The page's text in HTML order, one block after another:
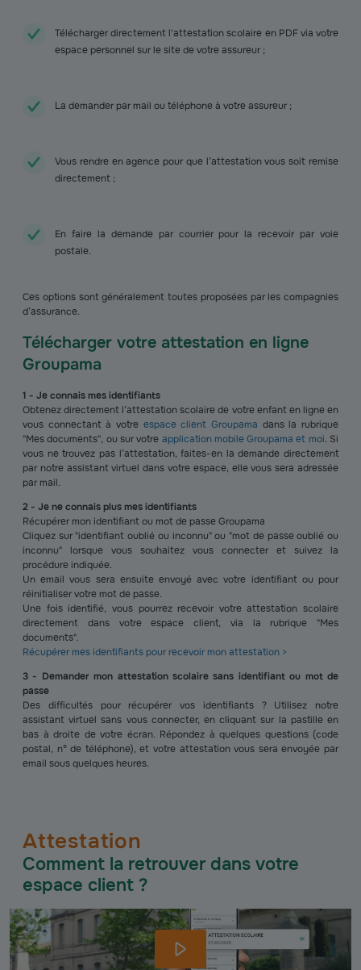
Télécharger directement l'attestation scolaire en PDF via votre
espace personnel sur le site de votre assureur ;
La demander par mail ou téléphone à votre assureur ;
Vous rendre en agence pour que l’attestation vous soit remise
directement ;
En faire la demande par courrier pour la recevoir par voie
postale.
Ces options sont généralement toutes proposées par les compagnies
d’assurance.
Télécharger votre attestation en ligne
Groupama
1 - Je connais mes identifiants
Obtenez directement l’attestation scolaire de votre enfant en ligne en
vous connectant à votre espace client Groupama dans la rubrique
"Mes documents", ou sur votre application mobile Groupama et moi. Si
vous ne trouvez pas l’attestation, faites-en la demande directement
par notre assistant virtuel dans votre espace, elle vous sera adressée
par mail.
2 - Je ne connais plus mes identifiants
Récupérer mon identifiant ou mot de passe Groupama
Cliquez sur "identifiant oublié ou inconnu" ou "mot de passe oublié ou
inconnu" lorsque vous souhaitez vous connecter et suivez la
procédure indiquée.
Un email vous sera ensuite envoyé avec votre identifiant ou pour
réinitialiser votre mot de passe.
Une fois identifié, vous pourrez recevoir votre attestation scolaire
directement dans votre espace client, via la rubrique "Mes
documents".
Récupérer mes identifiants pour recevoir mon attestation >
3 - Demander mon attestation scolaire sans identifiant ou mot de
passe
Des difficultés pour récupérer vos identifiants ? Utilisez notre
assistant virtuel sans vous connecter, en cliquant sur la pastille en
bas à droite de votre écran. Répondez à quelques questions (code
postal, n° de téléphone), et votre attestation vous sera envoyée par
email sous quelques heures.
Attestation
Comment la retrouver dans votre
espace client ?